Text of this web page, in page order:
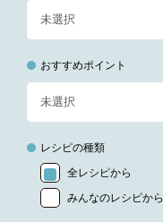
おすすめポイント
レシピの種類
全レシピから
みんなのレシピから